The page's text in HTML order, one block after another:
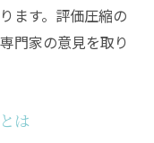
ます。評価圧縮の
門家の意見を取り
は